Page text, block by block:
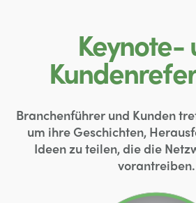
Keynote-
Branchenführer und Kunden
um ihre Geschichten,
Ideen zu teilen, die die
vorantreiben.